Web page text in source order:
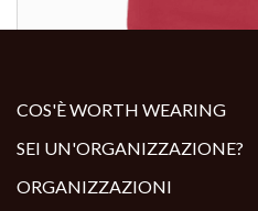
COS'È WORTH WEARING
SEI UN'ORGANIZZAZIONE?
ORGANIZZAZIONI